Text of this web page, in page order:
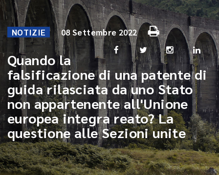
NOTIZIE 08 Settembre 2022
Quando la
falsificazione di una patente di
guida rilasciata da uno Stato
non appartenente all'Unione
europea integra reato? La
questione alle Sezioni unite